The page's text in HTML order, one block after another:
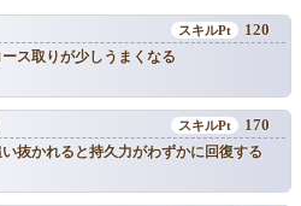
120
ス取りが少しうまくなる
170
抜かれると持久力がわずかに回復する